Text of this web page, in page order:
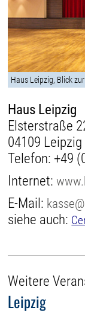
Haus Leipzig, Blick
Haus Leipzig
Elsterstraße
04109 Leipzig
Telefon: +49
Internet:
E-Mail:
siehe auch:
Weitere
Leipzig